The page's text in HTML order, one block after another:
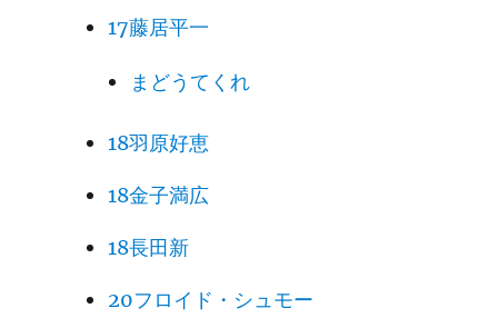
17藤居平一
まどうてくれ
18羽原好恵
18金子満広
18長田新
20フロイド・シュモー